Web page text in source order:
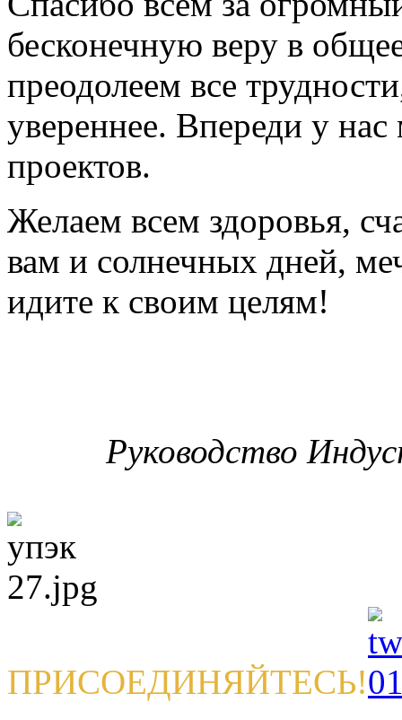
бесконечную веру в
преодолеем все
увереннее. Впереди у
проектов.
Желаем всем здоровья,
вам и солнечных дней,
идите к своим целям!
Руководство
ПРИСОЕДИНЯЙТЕСЬ!